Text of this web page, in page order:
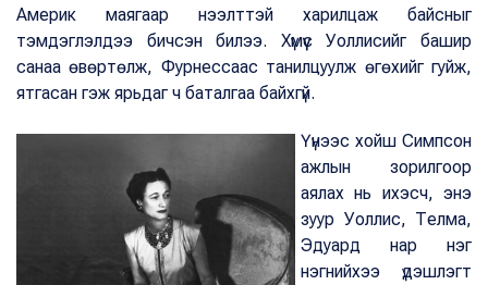
Америк маягаар нээлттэй харилцаж байсныг
тэмдэглэлдээ бичсэн билээ. Хүмүүс Уоллисийг башир
санаа өвөртөлж, Фурнессаас танилцуулж өгөхийг гуйж,
ятгасан гэж ярьдаг ч баталгаа байхгүй.
Үүнээс хойш Симпсон
ажлын зорилгоор
аялах нь ихэсч, энэ
зуур Уоллис, Телма,
Эдуард нар нэг
нэгнийхээ үдэшлэгт